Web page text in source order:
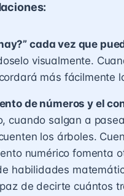
cada vez que
visualmente.
más fácilmente
de números y el
cuando salgan a
los árboles.
numérico fomenta
habilidades
de decirte cuántos